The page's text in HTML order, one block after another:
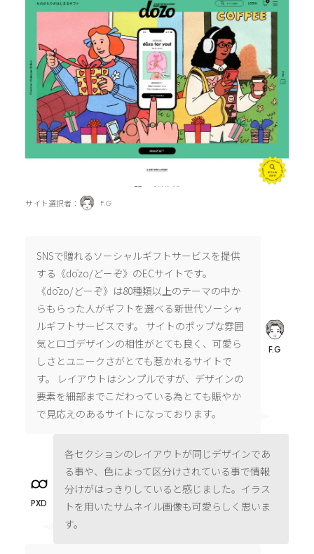
サイト選択者： F.G
SNSで贈れるソーシャルギフトサービスを提供
する《dōzo/どーぞ》のECサイトです。
《dōzo/どーぞ》は80種類以上のテーマの中か
らもらった人がギフトを選べる新世代ソーシャ
ルギフトサービスです。 サイトのポップな雰囲
気とロゴデザインの相性がとても良く、可愛ら
しさとユニークさがとても惹かれるサイトで
す。 レイアウトはシンプルですが、デザインの
要素を細部までこだわっている為とても賑やか
で見応えのあるサイトになっております。
F.G
各セクションのレイアウトが同じデザインであ
る事や、色によって区分けされている事で情報
分けがはっきりしていると感じました。イラス
トを用いたサムネイル画像も可愛らしく思いま
す。
PXD